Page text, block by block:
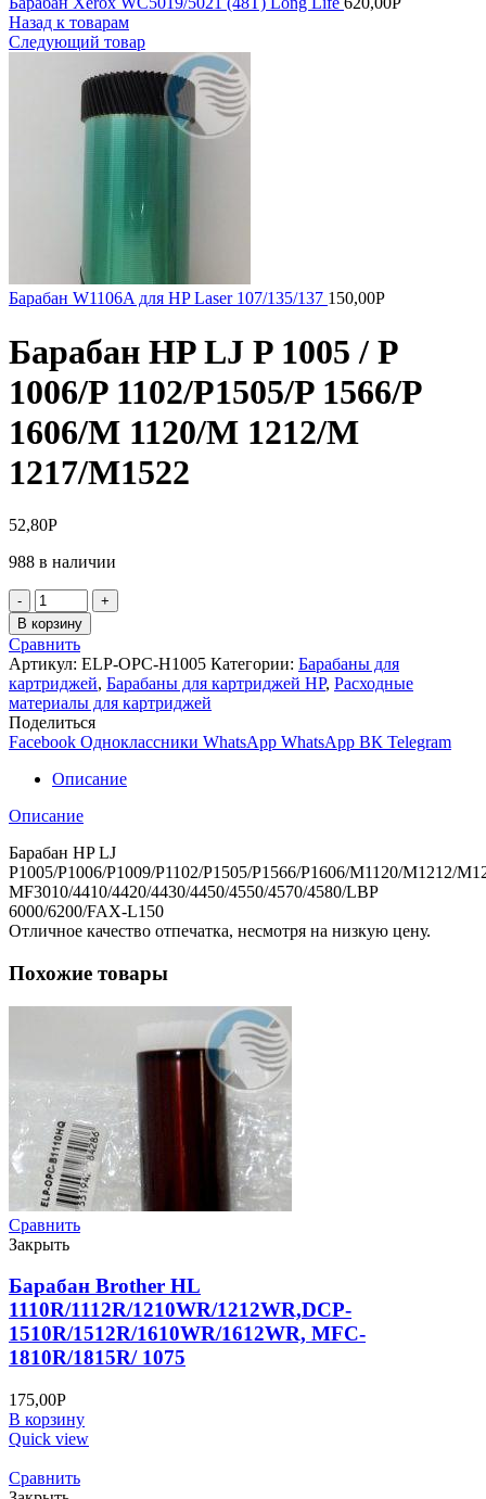
Назад к товарам
Следующий товар
Барабан W1106A для HP Laser 107/135/137 150,00Р
Барабан HP LJ P 1005 / P
1006/P 1102/P1505/P 1566/P
1606/M 1120/M 1212/M
1217/M1522
52,80Р
988 в наличии
Количество
товара
Барабан
HP
LJ
P
1005
/
P
1006/P
1102/P1505/P
1566/P
1120/M
1212/M
1217/M1522
В корзину
Сравнить
Артикул: ELP-OPC-H1005 Категории: Барабаны для
картриджей, Барабаны для картриджей НР, Расходные
материалы для картриджей
Поделиться
Facebook Одноклассники WhatsApp WhatsApp ВК Telegram
Описание
Описание
Барабан HP LJ
P1005/P1006/P1009/P1102/P1505/P1566/P1606/M1120/M1212/
MF3010/4410/4420/4430/4450/4550/4570/4580/LBP
6000/6200/FAX-L150
Отличное качество отпечатка, несмотря на низкую цену.
Похожие товары
Сравнить
Закрыть
Барабан Brother HL
1110R/1112R/1210WR/1212WR,DCP-
1510R/1512R/1610WR/1612WR, MFC-
1810R/1815R/ 1075
175,00Р
В корзину
Quick view
Сравнить